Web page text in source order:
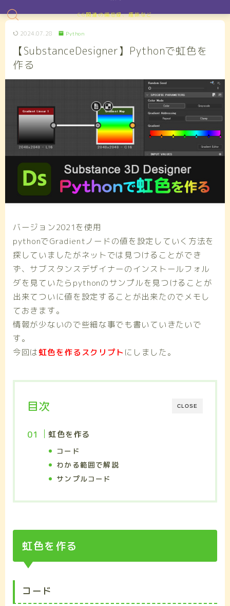
CG関連の備忘録、趣味など
2024.07.28 Python
【SubstanceDesigner】Pythonで虹色を
作る
バージョン2021を使用
pythonでGradientノードの値を設定していく方法を
探していましたがネットでは見つけることができ
ず、サブスタンスデザイナーのインストールフォル
ダを見ていたらpythonのサンプルを見つけることが
出来てついに値を設定することが出来たのでメモし
ておきます。
情報が少ないので些細な事でも書いていきたいで
す。
今回は虹色を作るスクリプトにしました。
CLOSE
目次
虹色を作る
コード
わかる範囲で解説
サンプルコード
虹色を作る
コード